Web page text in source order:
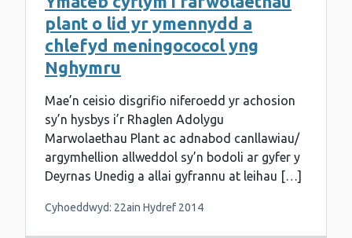
plant o lid yr ymennydd a
chlefyd meningococol yng
Nghymru
Mae’n ceisio disgrifio niferoedd yr achosion
sy’n hysbys i’r Rhaglen Adolygu
Marwolaethau Plant ac adnabod canllawiau/
argymhellion allweddol sy’n bodoli ar gyfer y
Deyrnas Unedig a allai gyfrannu at leihau […]
Cyhoeddwyd: 22ain Hydref 2014